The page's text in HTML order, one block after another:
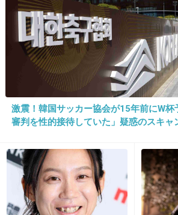
わ〜〜おw
2018/04/16(月) 10:11:43
タイトルからしてホラー系かなと思っ
がパカッて開いてちょっとビックリし
激震！韓国サッカー協会が15年前にW杯
審判を性的接待していた」疑惑のスキャ
合20人が対象で日本人審判が含まれて